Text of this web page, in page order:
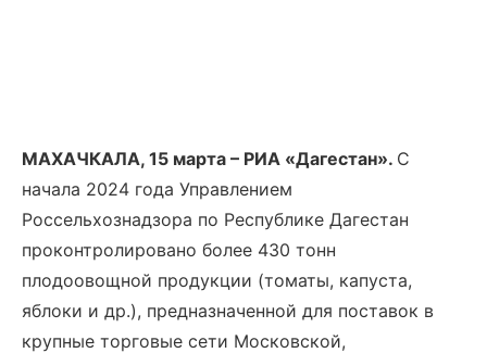
МАХАЧКАЛА, 15 марта – РИА «Дагестан». С
начала 2024 года Управлением
Россельхознадзора по Республике Дагестан
проконтролировано более 430 тонн
плодоовощной продукции (томаты, капуста,
яблоки и др.), предназначенной для поставок в
крупные торговые сети Московской,